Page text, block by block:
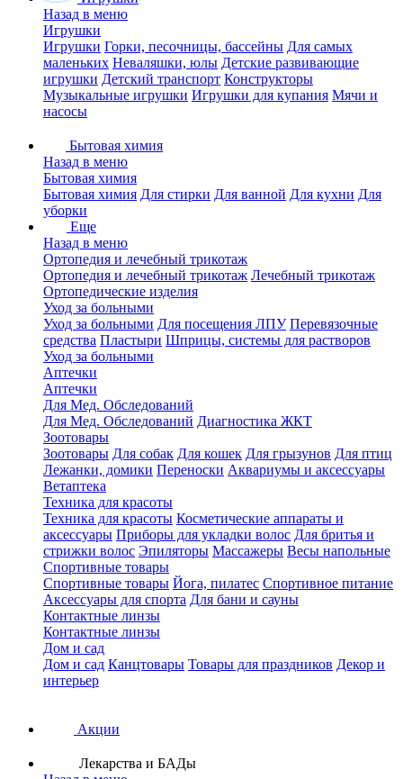
Назад в меню
Игрушки
Игрушки Горки, песочницы, бассейны Для самых
маленьких Неваляшки, юлы Детские развивающие
игрушки Детский транспорт Конструкторы
Музыкальные игрушки Игрушки для купания Мячи и
насосы
Бытовая химия
Назад в меню
Бытовая химия
Бытовая химия Для стирки Для ванной Для кухни Для
уборки
Еще
Назад в меню
Ортопедия и лечебный трикотаж
Ортопедия и лечебный трикотаж Лечебный трикотаж
Ортопедические изделия
Уход за больными
Уход за больными Для посещения ЛПУ Перевязочные
средства Пластыри Шприцы, системы для растворов
Уход за больными
Аптечки
Аптечки
Для Мед. Обследований
Для Мед. Обследований Диагностика ЖКТ
Зоотовары
Зоотовары Для собак Для кошек Для грызунов Для птиц
Лежанки, домики Переноски Аквариумы и аксессуары
Ветаптека
Техника для красоты
Техника для красоты Косметические аппараты и
аксессуары Приборы для укладки волос Для бритья и
стрижки волос Эпиляторы Массажеры Весы напольные
Спортивные товары
Спортивные товары Йога, пилатес Спортивное питание
Аксессуары для спорта Для бани и сауны
Контактные линзы
Контактные линзы
Дом и сад
Дом и сад Канцтовары Товары для праздников Декор и
интерьер
Акции
Лекарства и БАДы